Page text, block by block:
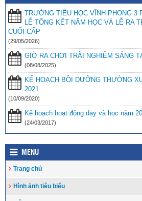
Trao 20 suất quà cho học sinh có hoàn
năm học mới(25/08/2023)
Toà án nhân dân tỉnh Kiên Giang tặng
Thuận trước thềm năm học 2023-2024
Đẩy nhanh tiến độ thi công “Công trình
2023” tặng học sinh nghèo vượt khó học giỏi
ở(10/08/2023)
TRƯỜNG TIỂU HỌC VĨNH PHONG 3
LỄ TỔNG KẾT NĂM HỌC VÀ LỄ RA
CUỐI CẤP
(29/05/2026)
GIỜ RA CHƠI TRÃI NGHIỆM SÁNG
(08/08/2025)
KẾ HOẠCH BỒI DƯỠNG THƯỜNG
2021
(10/09/2020)
Kế hoạch hoạt động dạy và học năm
(24/03/2017)
MENU
Trang chủ
Hình ảnh tiêu biểu